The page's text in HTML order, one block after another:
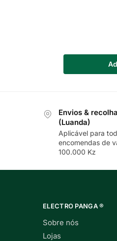
Envios &
(Luanda)
Aplicável para
encomendas de
100.000 Kz
ELECTRO PANGA ®
Sobre nós
Lojas